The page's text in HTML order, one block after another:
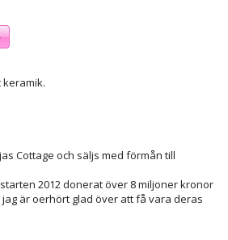
Cottage och säljs med förmån till
2012 donerat över 8 miljoner kronor
är oerhört glad över att få vara deras